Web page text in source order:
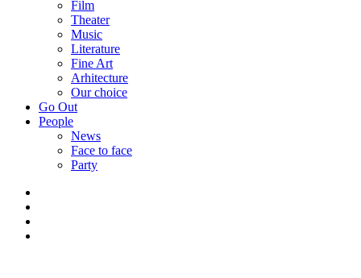
Film
Theater
Music
Literature
Fine Art
Arhitecture
Our choice
Go Out
People
News
Face to face
Party